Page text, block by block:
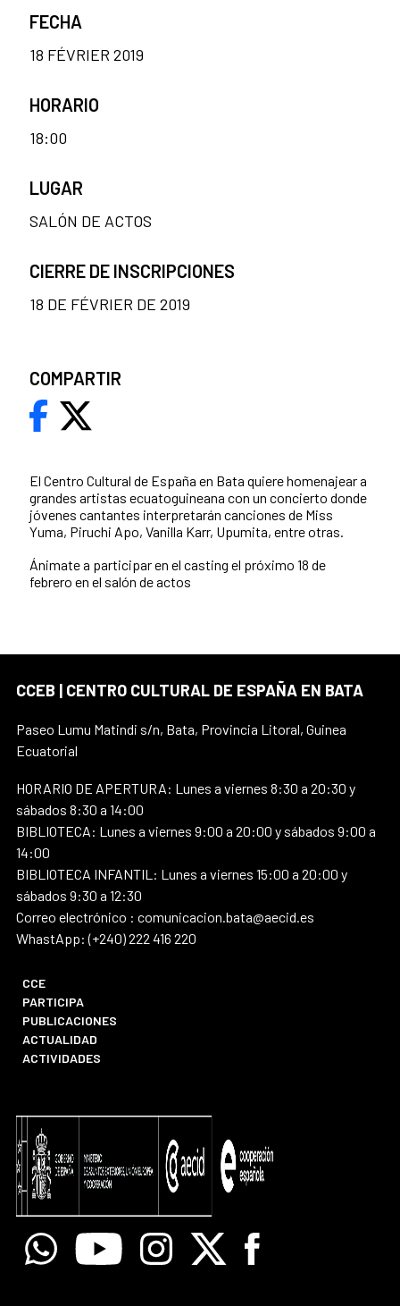
El Centro Cultural de España en Bata quiere homenajear a
grandes artistas ecuatoguineana con un concierto donde
jóvenes cantantes interpretarán canciones de Miss
Yuma, Piruchi Apo, Vanilla Karr, Upumita, entre otras.
Ánimate a participar en el casting el próximo 18 de
febrero en el salón de actos
FECHA
18 FÉVRIER 2019
HORARIO
18:00
LUGAR
SALÓN DE ACTOS
CIERRE DE INSCRIPCIONES
18 DE FÉVRIER DE 2019
COMPARTIR
CCEB | CENTRO CULTURAL DE ESPAÑA EN BATA
Paseo Lumu Matindi s/n, Bata, Provincia Litoral, Guinea
Ecuatorial
HORARIO DE APERTURA: Lunes a viernes 8:30 a 20:30 y
sábados 8:30 a 14:00
BIBLIOTECA: Lunes a viernes 9:00 a 20:00 y sábados 9:00 a
14:00
BIBLIOTECA INFANTIL: Lunes a viernes 15:00 a 20:00 y
sábados 9:30 a 12:30
Correo electrónico : comunicacion.bata@aecid.es
WhastApp: (+240) 222 416 220
CCE
PARTICIPA
PUBLICACIONES
ACTUALIDAD
ACTIVIDADES
WhatsappYoutube Instagram
X Facebook